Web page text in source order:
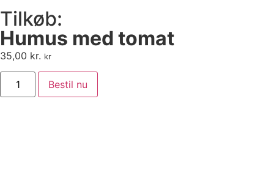
Tilkøb:
Humus med tomat
35,00 kr. kr
Bestil nu